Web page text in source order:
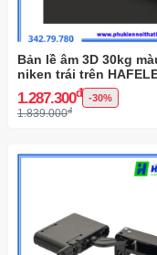
Bản lề âm 3D 30kg
niken trái trên
342.79.780
1.287.300đ -30%
1.839.000đ